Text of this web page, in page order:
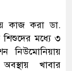
কাজ করা ডা.
মধ্যে ৩
নিউমোনিয়ায়
খাবার